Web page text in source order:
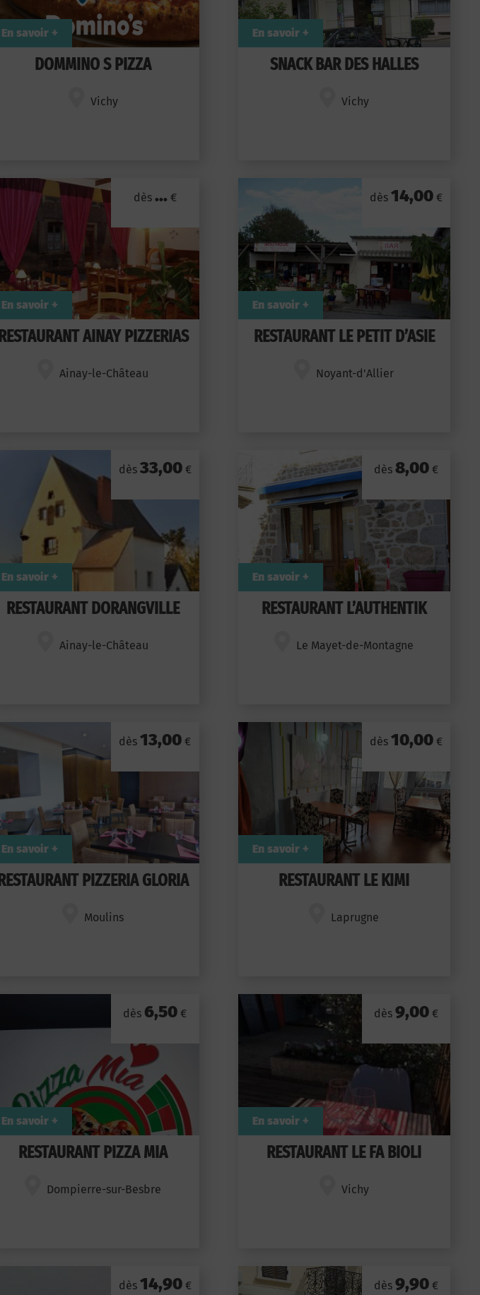
DOMMINO S PIZZA
Vichy
En savoir +
SNACK BAR DES HALLES
Vichy
En savoir +
RESTAURANT AINAY PIZZERIAS
Ainay-le-Château
dès ... €
En savoir +
RESTAURANT LE PETIT D’ASIE
Noyant-d'Allier
dès 14,00€
En savoir +
RESTAURANT DORANGVILLE
Ainay-le-Château
dès 33,00€
En savoir +
RESTAURANT L’AUTHENTIK
Le Mayet-de-Montagne
dès 8,00€
En savoir +
RESTAURANT PIZZERIA GLORIA
Moulins
dès13,00 €
En savoir +
RESTAURANT LE KIMI
Laprugne
dès 10,00€
En savoir +
RESTAURANT PIZZA MIA
Dompierre-sur-Besbre
dès 6,50 €
En savoir +
RESTAURANT LE FA BIOLI
Vichy
dès 9,00€
En savoir +
dès 14,90€ dès 9,90€